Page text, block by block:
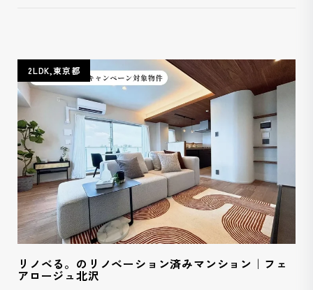
2LDK,東京都
リノベる。のリノベーション済みマンション｜フェ
アロージュ北沢